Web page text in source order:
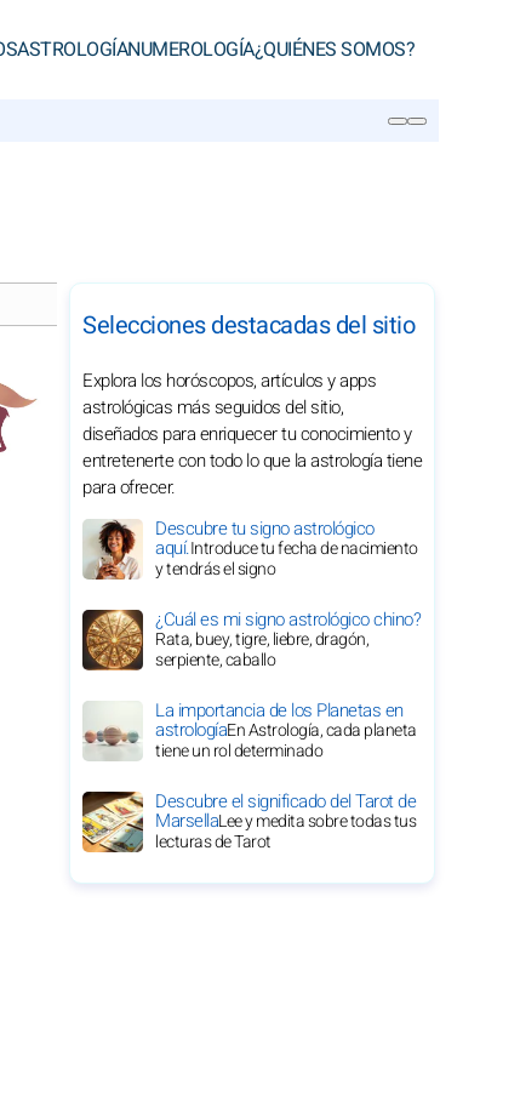
ASTROLOGÍANUMEROLOGÍA¿QUIÉNES SOMOS?
Selecciones destacadas del sitio
Explora los horóscopos, artículos y apps
astrológicas más seguidos del sitio,
diseñados para enriquecer tu conocimiento y
entretenerte con todo lo que la astrología tiene
para ofrecer.
Descubre tu signo astrológico
aquí.Introduce tu fecha de nacimiento
y tendrás el signo
¿Cuál es mi signo astrológico chino?
Rata, buey, tigre, liebre, dragón,
serpiente, caballo
La importancia de los Planetas en
astrologíaEn Astrología, cada planeta
tiene un rol determinado
Descubre el significado del Tarot de
MarsellaLee y medita sobre todas tus
lecturas de Tarot